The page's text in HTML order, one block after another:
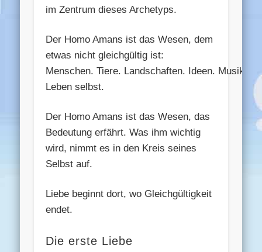
im Zentrum dieses Archetyps.
Der Homo Amans ist das Wesen, dem
etwas nicht gleichgültig ist:
Menschen. Tiere. Landschaften. Ideen. Musik.
Leben selbst.
Der Homo Amans ist das Wesen, das
Bedeutung erfährt. Was ihm wichtig
wird, nimmt es in den Kreis seines
Selbst auf.
Liebe beginnt dort, wo Gleichgültigkeit
endet.
Die erste Liebe